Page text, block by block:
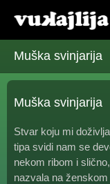
Muška svinjarija
Muška svinjarija
Stvar koju mi
tipa svidi nam se
nekom ribom i
nazvala na ženskom